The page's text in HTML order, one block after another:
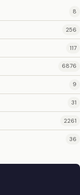
8
256
117
6876
9
31
2261
36